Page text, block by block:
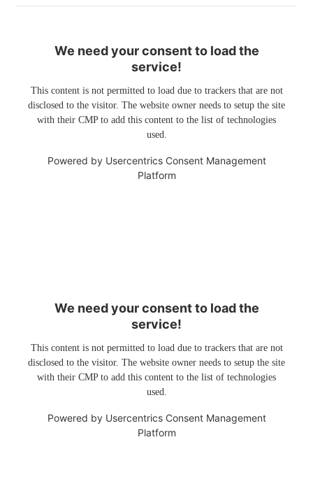
We need your consent to load the
service!
This content is not permitted to load due to trackers that are not
disclosed to the visitor. The website owner needs to setup the site
with their CMP to add this content to the list of technologies
used.
Powered by Usercentrics Consent Management
Platform
We need your consent to load the
service!
This content is not permitted to load due to trackers that are not
disclosed to the visitor. The website owner needs to setup the site
with their CMP to add this content to the list of technologies
used.
Powered by Usercentrics Consent Management
Platform